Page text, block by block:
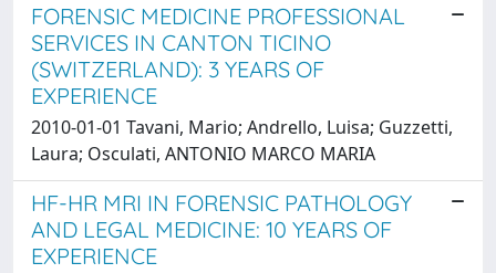
FORENSIC MEDICINE PROFESSIONAL
SERVICES IN CANTON TICINO
(SWITZERLAND): 3 YEARS OF
EXPERIENCE
2010-01-01 Tavani, Mario; Andrello, Luisa; Guzzetti,
Laura; Osculati, ANTONIO MARCO MARIA
HF-HR MRI IN FORENSIC PATHOLOGY
AND LEGAL MEDICINE: 10 YEARS OF
EXPERIENCE